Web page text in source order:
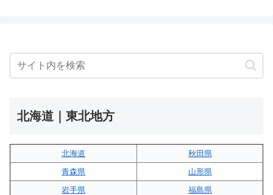
北海道｜東北地方
北海道
秋田県
青森県
山形県
岩手県
福島県